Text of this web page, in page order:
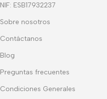
NIF: ESB17932237
Sobre nosotros
Contáctanos
Blog
Preguntas frecuentes
Condiciones Generales